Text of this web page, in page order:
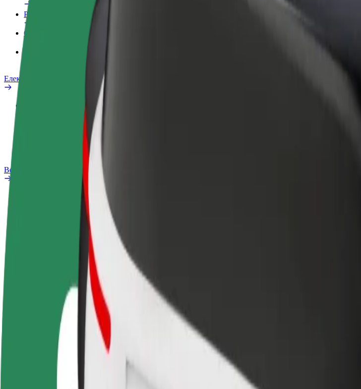
Робочий обліковий запис
Сервіси
Bolt Food для корпоративних клієнтів
Електровелосипеди
Лабораторія безпеки
Повідомити про проблему
Запитання та відповіді
Bolt Plus
Запитання та відповіді
Заробляйте гроші на
власних умовах
Стати кур'єром
Доставляйте їжу та отримуйте
виплати щотижня
Як дістатися за маршрутом Bratislava main station – Nivy
Хочеш дістатися за маршрутом "Bratislava main station" – "Nivy"? Ознайомся з нашими сервісами та
Bratislava main station